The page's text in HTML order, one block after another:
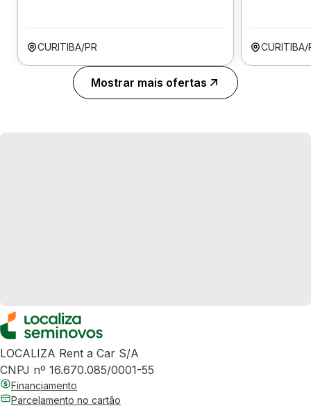
CURITIBA/PR CURITIBA/
Mostrar mais ofertas
LOCALIZA Rent a Car S/A
CNPJ nº 16.670.085/0001-55
Financiamento
Parcelamento no cartão